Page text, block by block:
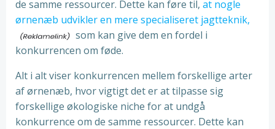
de samme ressourcer. Dette kan føre til, at nogle
ørnenæb udvikler en mere specialiseret jagtteknik,
som kan give dem en fordel i
konkurrencen om føde.
Alt i alt viser konkurrencen mellem forskellige arter
af ørnenæb, hvor vigtigt det er at tilpasse sig
forskellige økologiske niche for at undgå
konkurrence om de samme ressourcer. Dette kan